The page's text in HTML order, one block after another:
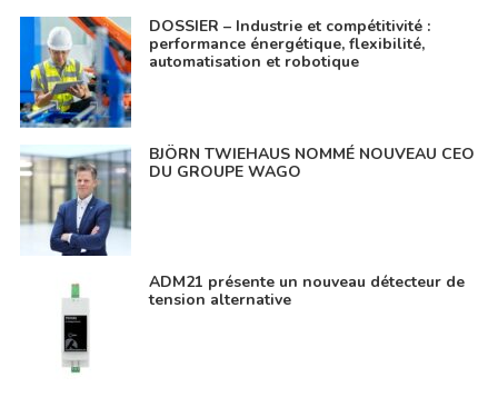
DOSSIER – Industrie et compétitivité :
performance énergétique, flexibilité,
automatisation et robotique
BJÖRN TWIEHAUS NOMMÉ NOUVEAU CEO
DU GROUPE WAGO
ADM21 présente un nouveau détecteur de
tension alternative